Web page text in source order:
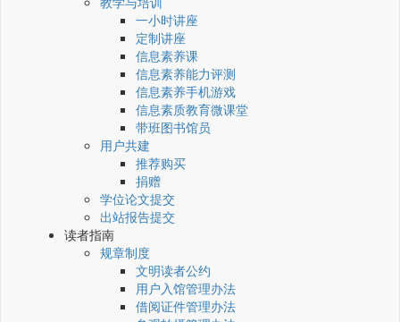
一小时讲座
定制讲座
信息素养课
信息素养能力评测
信息素养手机游戏
信息素质教育微课堂
带班图书馆员
用户共建
推荐购买
捐赠
学位论文提交
出站报告提交
读者指南
规章制度
文明读者公约
用户入馆管理办法
借阅证件管理办法